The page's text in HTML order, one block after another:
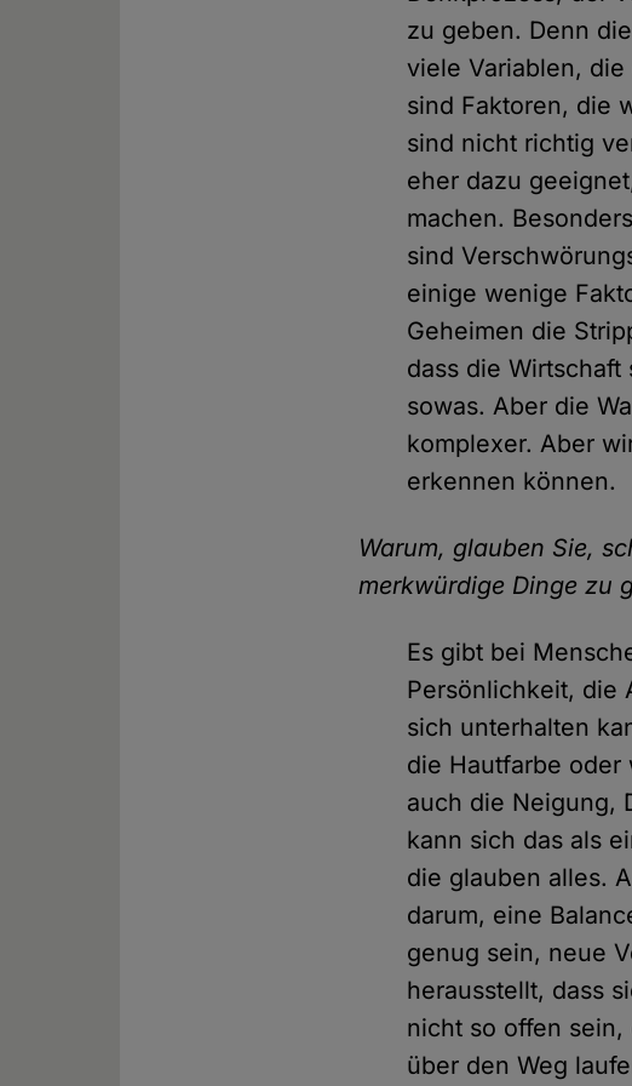
zu geben. Denn
viele Variablen,
sind Faktoren, die
sind nicht richtig
eher dazu
machen.
sind
einige wenige
Geheimen die
dass die
sowas. Aber die
komplexer. Aber
erkennen können.
Warum, glauben Sie,
merkwürdige Dinge zu
Es gibt bei
Persönlichkeit, die
sich unterhalten
die Hautfarbe oder
auch die Neigung,
kann sich das als
die glauben alles.
darum, eine
genug sein, neue
herausstellt, dass
nicht so offen
über den Weg